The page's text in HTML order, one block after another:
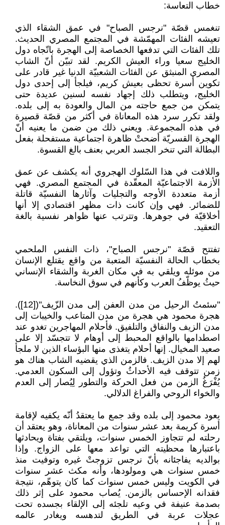
خطاب التعاسة:
تنغمس قصّة "نرجس الصباح" في عمق الشقاء الذي
تعيشه الفئات المهمّشة في المجتمع المصري الحديث.
تلك الفئات التي تدفعها الخصاصة إلى الهجرة باتّجاه دول
الخليج سعيا وراء العيش الكريم. لقد تبيّن أنّ الشاب
المصري المنبثق عن الفئات الشعبيّة الدنيا غير قادر على
تكوين أسرة تحظى بعيش كريم، فيلجأ إلى إحدى دول
الخليج، ويتطلب ذلك إجهاد نفسه لسنين عديدة حتى
يتمكن من جمع حاجته من المال والعودة به إلى بلده.
ولقد تكرر سرد هذه المعاناة في أكثر من قصّة قصيرة
في هذه المجموعة. ويعني ذلك من ضمن ما يعنيه أنّ
الهجرة القسريّة أضحتْ ظاهرة اجتماعية مستفحلة بفعل
البطالة التي تنخر الجسد العربي بعنف بالغ القسوة.
واللافت في هذا السّلوك الهجروي أنه يكشف عن عمق
الأزمة الاجتماعيّة المعقّدة في المجتمع المصري. فهي
أزمة متعددة الأوجه والتجليات وآثارها النفسيّة قاتلة
للضمائر. فهي وإن كانت ذات مظهر اقتصادي إلا أنها
أخلاقيّة في جوهرها. وتترتب عنها ظواهر نفسية بالغة
التعقيد.
تفتتح قصّة "نرجس الصباح"، ذات النفس الملحمي
بخطاب الحالة النفسيّة المتعبة من واقع يقتلع الإنسان
من موئله ويلقي به في مكان الغربة والشقاء الإنساني
حيثُ يوظّفُ العرب وكأنهم في سوق النخاسة.
"سئمتُ الرحيل من مدن العفن إلى مدن الزّيف"([12]).
هجرة محمود هي هجرة من مدن المتاعب والخيبات إلى
مدن الزيف والنفاق والتلفيق. فأحلام المهاجرين تغدو عند
اصطدامها بالواقع المحبط إلى أوهام لا تتجسّد إلا على
صعيد المخيال. إنها أحلام يتغذى منها البؤساء الذين لا ملجأ
لهم إلا مدن الزيف. فالزمن الذي يقضيه الشاب هناك هو
زمن تتوقف فيه الأحداثُ وتؤول إلى السكون العدمي.
يُفْرَغُ الزمن من فعل الحركة والتطور لِيُصار إلى العدم
والخواء الروحي والفراغ الدلالي.
يعود محمود إلى بلده وقد جمع ما يعتقدُ أنّه يكفيه لإقامة
أسرة كريمة بعد عشر سنوات من المعاناة، وهو يعتقد أن
رحلته لم تتجاوز الخمس سنوات، ويلتقي بفتاة ويحادثها
باعتبارها محظيته التي تواعد معها على الزواج. وإذا
بوالديه يفاجئانه بأنّ نرجس تزوجتْ غيره وتوفيت منذ
خمس سنوات هي ومولودها، وأنه مكث عشر سنوات
في الكويت وليس خمس سنوات كما كان يتوهّم، نتيجة
فقدانه الإحساس بالزمن. يُصاب محمود على إثر ذلك
بصدمة عنيفة في وعيه تلجئه إلى الإلقاء بجسده تحت
عجلات عربة في الطريق لتدهسه ويغادر عالمه